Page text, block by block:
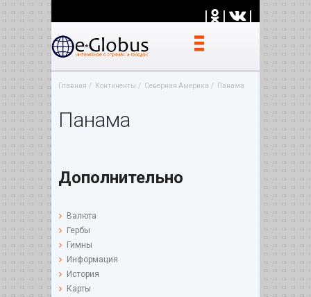
| | |
Главная Континенты Северная Америка Панама
Панама
Дополнительно
Валюта
Гербы
Гимны
Информация
История
Карты